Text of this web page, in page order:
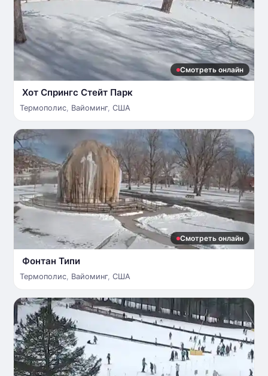
Смотреть онлайн
Хот Спрингс Стейт Парк
Термополис, Вайоминг, США
Смотреть онлайн
Фонтан Типи
Термополис, Вайоминг, США